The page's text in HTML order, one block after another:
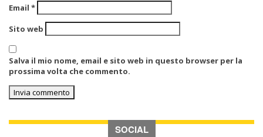
Email *
Sito web
Salva il mio nome, email e sito web in questo browser per la
prossima volta che commento.
SOCIAL